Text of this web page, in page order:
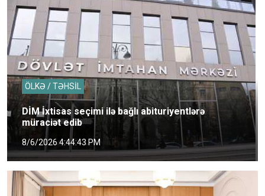
ÖLKƏ / TƏHSİL
DİM İxtisas seçimi ilə bağlı abituriyentlərə
müraciət edib
8/6/2026 4:44:43 PM